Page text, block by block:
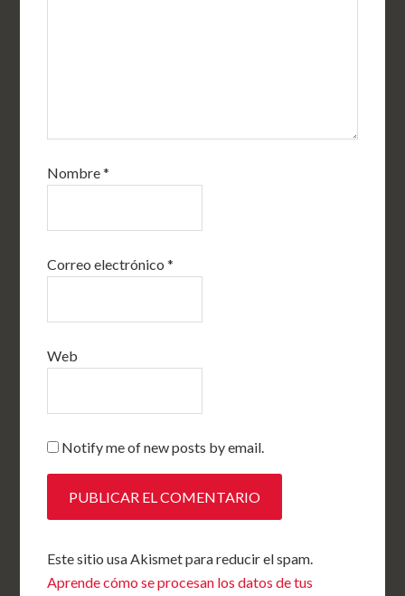
Nombre*
Correo electrónico*
Web
Notify me of new posts by email.
Este sitio usa Akismet para reducir el spam.
Aprende cómo se procesan los datos de tus